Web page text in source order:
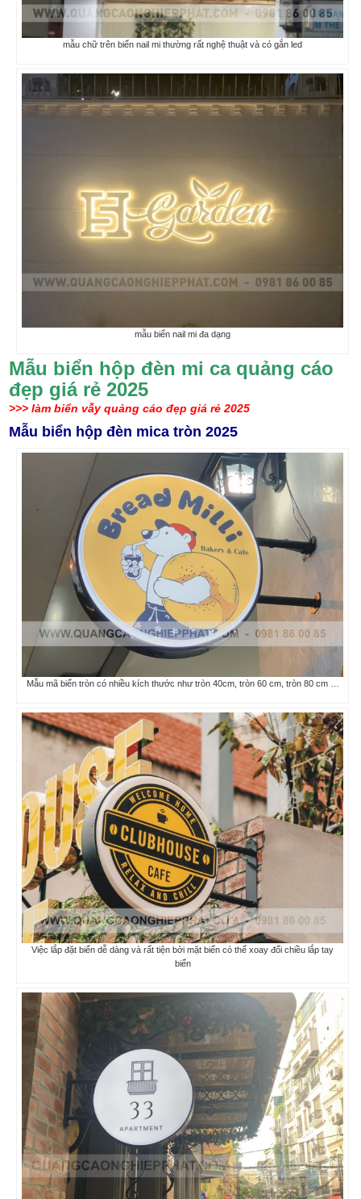
mẫu chữ trên biển nail mi thường rất nghệ thuật và có gắn led
mẫu biển nail mi đa dạng
Mẫu biển hộp đèn mi ca quảng cáo
đẹp giá rẻ 2025
>>> làm biển vẫy quảng cáo đẹp giá rẻ 2025
Mẫu biển hộp đèn mica tròn 2025
Mẫu mã biển tròn có nhiều kích thước như tròn 40cm, tròn 60 cm, tròn 80 cm …
Việc lắp đặt biển dễ dàng và rất tiện bởi mặt biển có thể xoay đổi chiều lắp tay
biển